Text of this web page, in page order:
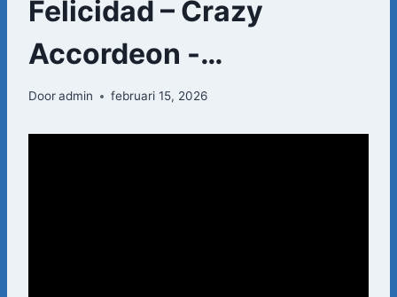
Felicidad – Crazy
Accordeon -…
Dooradmin februari 15, 2026